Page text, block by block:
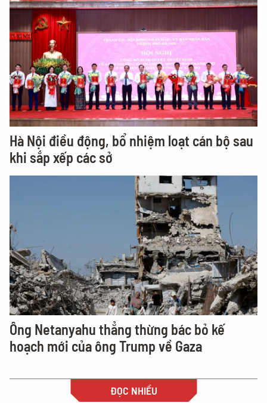
Hà Nội điều động, bổ nhiệm loạt cán bộ sau
khi sắp xếp các sở
Ông Netanyahu thẳng thừng bác bỏ kế
hoạch mới của ông Trump về Gaza
ĐỌC NHIỀU